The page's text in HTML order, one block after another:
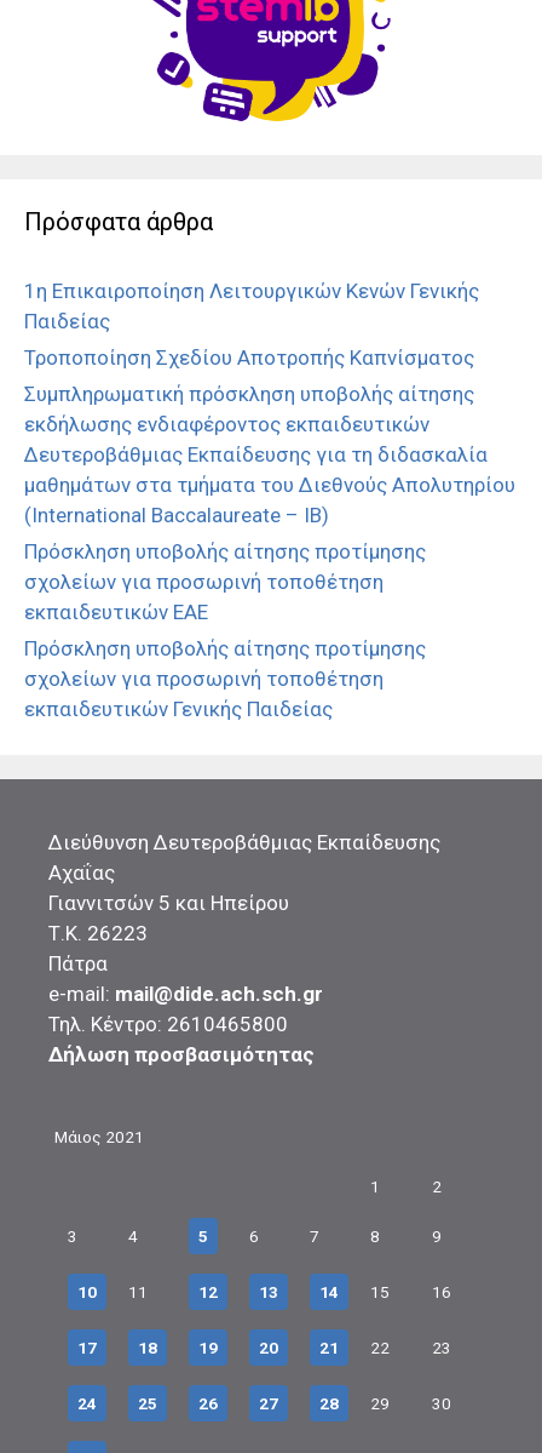
Πρόσφατα άρθρα
1η Επικαιροποίηση Λειτουργικών Κενών Γενικής
Παιδείας
Τροποποίηση Σχεδίου Αποτροπής Καπνίσματος
Συμπληρωματική πρόσκληση υποβολής αίτησης
εκδήλωσης ενδιαφέροντος εκπαιδευτικών
Δευτεροβάθμιας Εκπαίδευσης για τη διδασκαλία
μαθημάτων στα τμήματα του Διεθνούς Απολυτηρίου
(International Baccalaureate – IB)
Πρόσκληση υποβολής αίτησης προτίμησης
σχολείων για προσωρινή τοποθέτηση
εκπαιδευτικών ΕΑΕ
Πρόσκληση υποβολής αίτησης προτίμησης
σχολείων για προσωρινή τοποθέτηση
εκπαιδευτικών Γενικής Παιδείας
Διεύθυνση Δευτεροβάθμιας Εκπαίδευσης
Αχαΐας
Γιαννιτσών 5 και Ηπείρου
Τ.Κ. 26223
Πάτρα
e-mail: mail@dide.ach.sch.gr
Τηλ. Κέντρο: 2610465800
Δήλωση προσβασιμότητας
Μάιος 2021
1 2
3 4 5 6 7 8 9
10 11 12 13 14 15 16
17 18 19 20 21 22 23
24 25 26 27 28 29 30